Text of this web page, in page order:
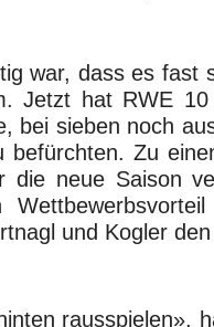
war, dass es fast
Jetzt hat RWE 10
bei sieben noch
befürchten. Zu
die neue Saison
und Kogler
rausspielen»,